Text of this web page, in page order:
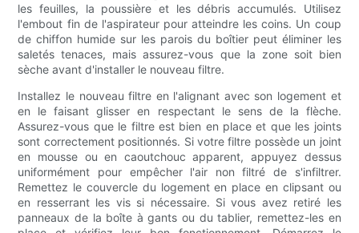
les feuilles, la poussière et les débris accumulés. Utilisez
l'embout fin de l'aspirateur pour atteindre les coins. Un coup
de chiffon humide sur les parois du boîtier peut éliminer les
saletés tenaces, mais assurez-vous que la zone soit bien
sèche avant d'installer le nouveau filtre.
Installez le nouveau filtre en l'alignant avec son logement et
en le faisant glisser en respectant le sens de la flèche.
Assurez-vous que le filtre est bien en place et que les joints
sont correctement positionnés. Si votre filtre possède un joint
en mousse ou en caoutchouc apparent, appuyez dessus
uniformément pour empêcher l'air non filtré de s'infiltrer.
Remettez le couvercle du logement en place en clipsant ou
en resserrant les vis si nécessaire. Si vous avez retiré les
panneaux de la boîte à gants ou du tablier, remettez-les en